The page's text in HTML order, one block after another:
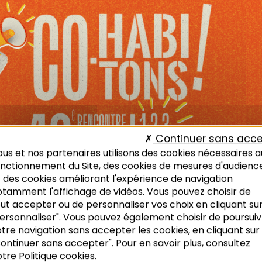
et nos partenaires utilisons des cookies nécessaires
du Site, des cookies de mesures
cookies améliorant l'expérience de navigation
l'affichage de vidéos. Vous pouvez choisir de
accepter ou de personnaliser vos choix en cliquant
Vous pouvez également choisir de
navigation sans accepter les cookies, en cliquant sur
sans accepter". Pour en savoir plus, consultez
Politique cookies.
Continuer sans